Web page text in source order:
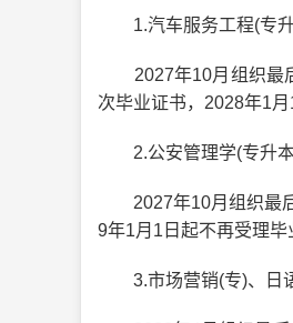
1.汽车服务工程(专升
2027年10月组织最后
次毕业证书，2028年1月
2.公安管理学(专升本
2027年10月组织最后
9年1月1日起不再受理毕
3.市场营销(专)、日语